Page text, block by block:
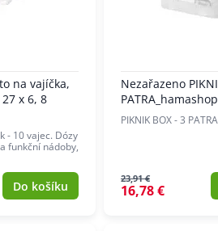
na vajíčka,
x 6, 8
- 10 vajec. Dózy
funkční nádoby,
Do košíku
Nezařazeno
PATRA_hamashop
PIKNIK BOX - 3 PATRA
23,91 €
16,78 €